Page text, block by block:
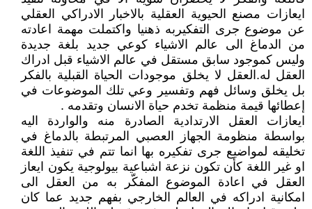
ايعازات مصنع الحيوية العقلية بالاخبار الادراكي العقلي
عن موضوع جرى التفكيربه ذهنيا واكتملت مهمة اعادته
من الدماغ الى عالم الاشياء كوعي جديد بلغة جديدة
وليس كموجود سابق مستقل في عالم الاشياء قبل ادراك
العقل له.العقل لا يخلق موجودات الحياة القبلية بالفكر
بل يخلق وسائل فهم وتفسير وعي تلك الموضوعات في
إعطائها قيمة منظمة تخدم حياة الانسان وتقدمه .
ايعازات العقل الارتدادية الصادرة منه والواردة اليه
بواسطة منظومة الجهاز العصبي المرتبطة بالدماغ في
تخليقه لمواضيع جرى تفكيره بها انما تتم في تنفيذ اللغة
او غير اللغة كأن تكون نزعة اشباعية بيولوجية يكون ايعاز
العقل في اعادة الموضوع المفكّر به من العقل الى
امكانية ادراكه في العالم الخارجي بفهم جديد عما كان